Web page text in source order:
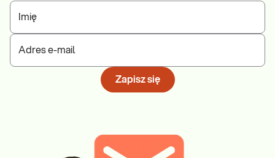
Imię
Adres e-mail
Zapisz się